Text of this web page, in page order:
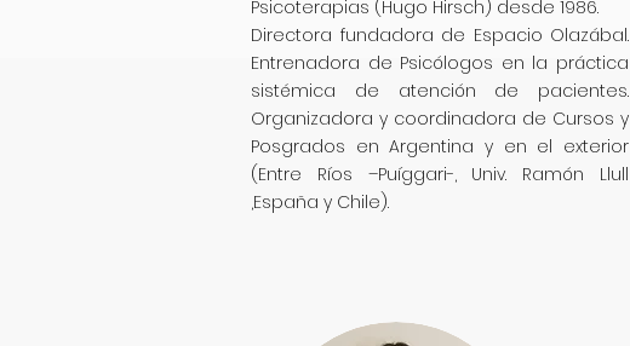
Psicoterapias (Hugo Hirsch) desde 1986.
Directora fundadora de Espacio Olazábal.
Entrenadora de Psicólogos en la práctica
sistémica de atención de pacientes.
Organizadora y coordinadora de Cursos y
Posgrados en Argentina y en el exterior
(Entre Ríos –Puíggari-, Univ. Ramón Llull
,España y Chile).